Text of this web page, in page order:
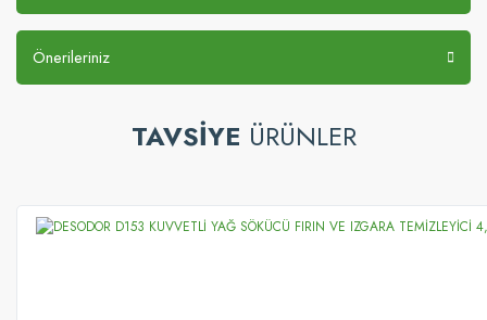
Önerileriniz
TAVSİYE ÜRÜNLER